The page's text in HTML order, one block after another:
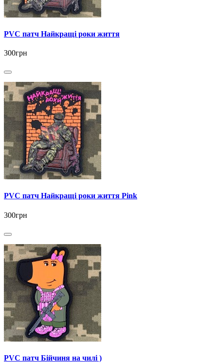
PVC патч Найкращі роки життя
300грн
PVC патч Найкращі роки життя Pink
300грн
PVC патч Бійчиня на чилі )